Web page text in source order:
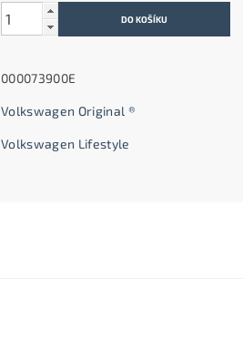
000073900E
Volkswagen Original ®
Volkswagen Lifestyle